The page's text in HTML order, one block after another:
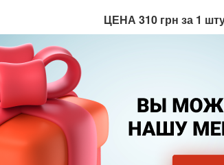
ЦЕНА 310 грн за 1